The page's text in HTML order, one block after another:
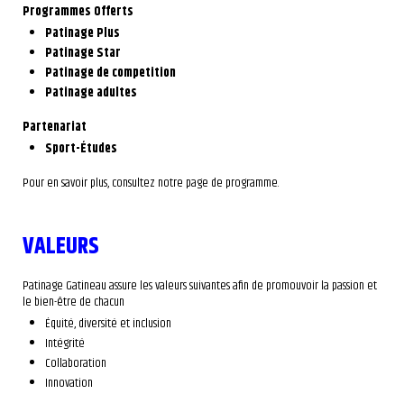
Programmes Offerts
Patinage Plus
Patinage Star
Patinage de competition
Patinage adultes
Partenariat
Sport-Études
Pour en savoir plus, consultez notre page de programme.
VALEURS
Patinage Gatineau assure les valeurs suivantes afin de promouvoir la passion et
le bien-être de chacun
Équité, diversité et inclusion
Intégrité
Collaboration
Innovation